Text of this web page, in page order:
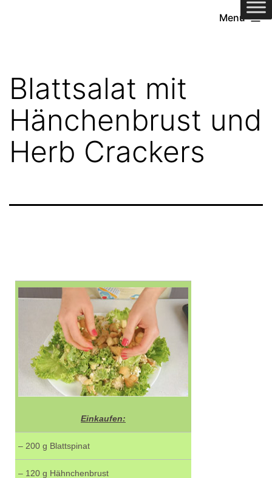
Menü
Blattsalat mit
Hänchenbrust und
Herb Crackers
Einkaufen:
– 200 g Blattspinat
– 120 g Hähnchenbrust